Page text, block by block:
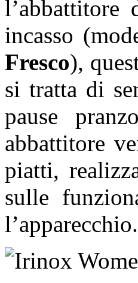
l’abbattitore
incasso
Fresco),
si tratta di
pause
abbattitore
piatti,
sulle
l’apparecchio.